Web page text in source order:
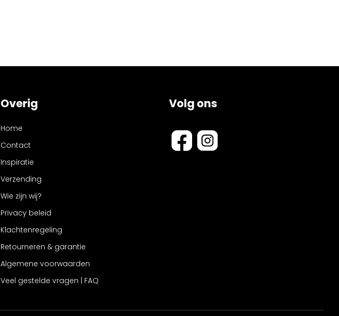
Overig
Home
Contact
Inspiratie
Verzending
Wie zijn wij?
Privacy beleid
Klachtenregeling
Retourneren & garantie
Algemene voorwaarden
Veel gestelde vragen | FAQ
Volg ons